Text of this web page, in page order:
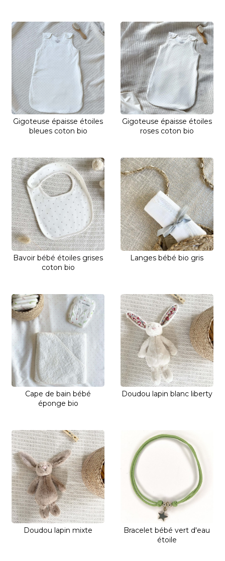
Gigoteuse épaisse étoiles
bleues coton bio
Gigoteuse épaisse étoiles
roses coton bio
Bavoir bébé étoiles grises
coton bio
Langes bébé bio gris
Cape de bain bébé
éponge bio
Doudou lapin blanc liberty
Doudou lapin mixte
Bracelet bébé vert d'eau
étoile